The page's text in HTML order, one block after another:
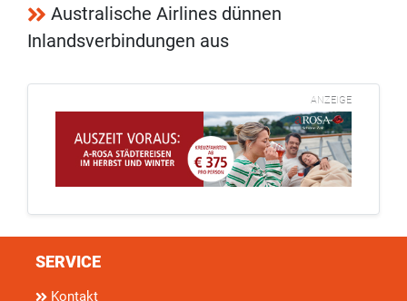
Australische Airlines dünnen
Inlandsverbindungen aus
ANZEIGE
SERVICE
Kontakt